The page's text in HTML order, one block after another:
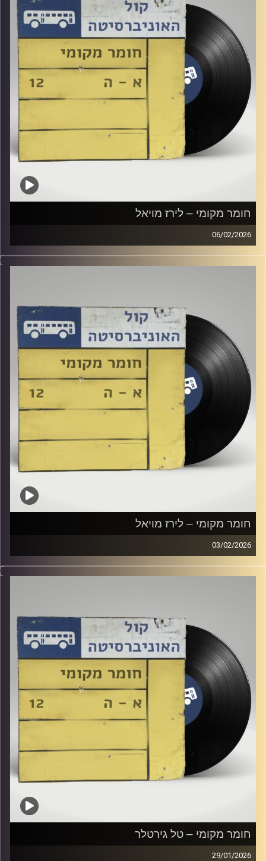
חומר מקומי – לירז מויאל
06/02/2026
שעה של מוזיקה ישראלית עם לירז מויאל
חומר מקומי – לירז מויאל
03/02/2026
שעה של מוזיקה ישראלית עם לירז מויאל
חומר מקומי – טל גירטלר
29/01/2026